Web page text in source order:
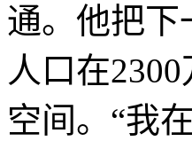
通。他把下
人口在
空间。“我